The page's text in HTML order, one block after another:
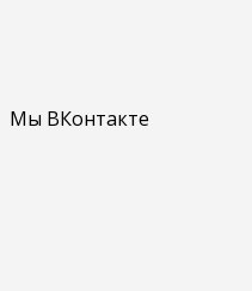
Мы ВКонтакте